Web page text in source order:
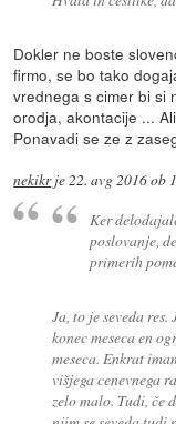
Dokler ne boste
firmo, se bo tako
vrednega s cimer bi si
orodja, akontacije ...
Ponavadi se ze z
nekikrje 22. avg 2016 ob
Ker
poslovanje,
primerih
Ja, to je seveda
konec meseca en
meseca. Enkrat
višjega cenevnega
zelo malo. Tudi, če